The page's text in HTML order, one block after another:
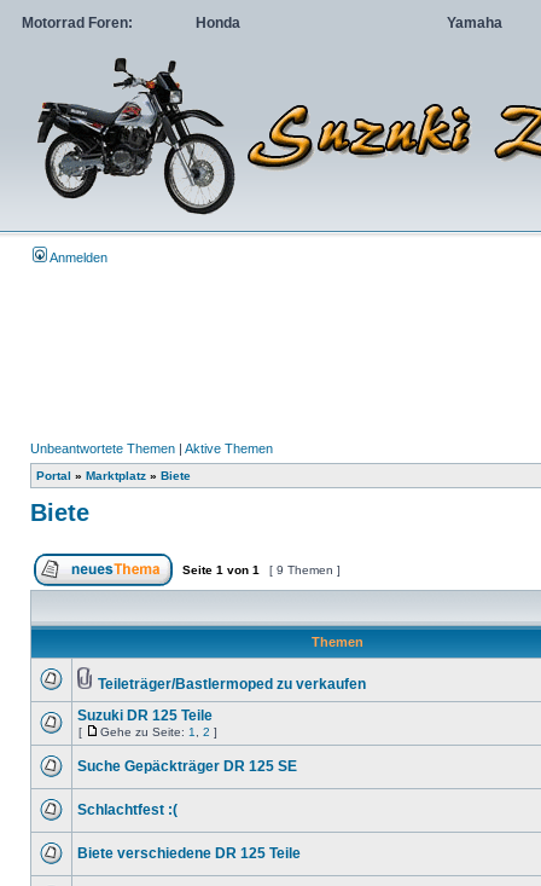
Motorrad Foren: Honda Yamaha
Anmelden
Unbeantwortete Themen | Aktive Themen
Portal » Marktplatz » Biete
Biete
Seite 1 von 1 [ 9 Themen ]
Themen
Teileträger/Bastlermoped zu verkaufen
Suzuki DR 125 Teile
[ Gehe zu Seite: 1 2 ]
Suche Gepäckträger DR 125 SE
Schlachtfest :(
Biete verschiedene DR 125 Teile